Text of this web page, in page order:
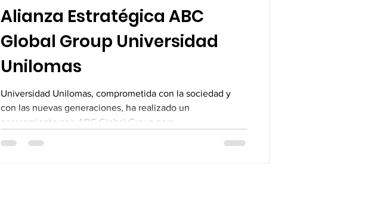
Alianza Estratégica ABC
Global Group Universidad
Unilomas
Universidad Unilomas, comprometida con la sociedad y
con las nuevas generaciones, ha realizado un
acercamiento con ABC Global Group para...